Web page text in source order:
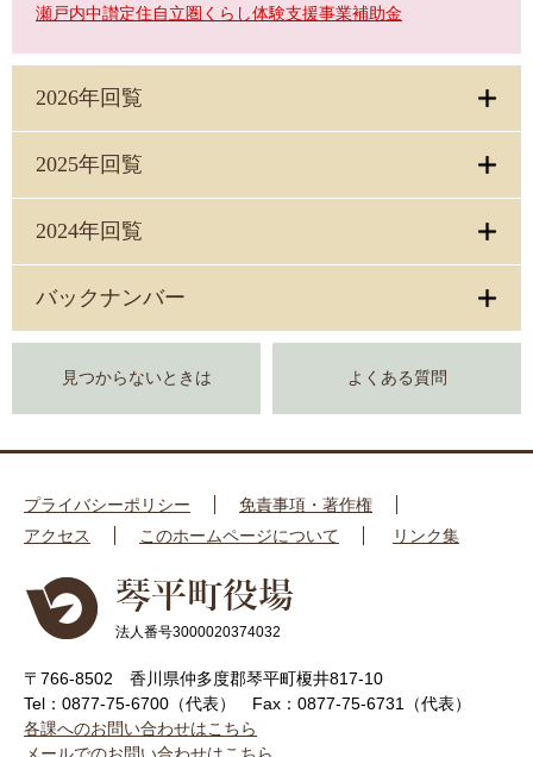
瀬戸内中讃定住自立圏くらし体験支援事業補助金
2026年回覧
2025年回覧
2024年回覧
バックナンバー
見つからないときは よくある質問
プライバシーポリシー
免責事項・著作権
アクセス
このホームページについて リンク集
法人番号3000020374032
〒766-8502 香川県仲多度郡琴平町榎井817-10
Tel：0877-75-6700（代表）
Fax：0877-75-6731（代表）
各課へのお問い合わせはこちら